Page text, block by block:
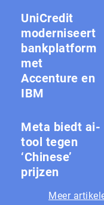
UniCredit
moderniseert
bankplatform
met
Accenture en
IBM
Meta biedt ai-
tool tegen
‘Chinese’
prijzen
Meer